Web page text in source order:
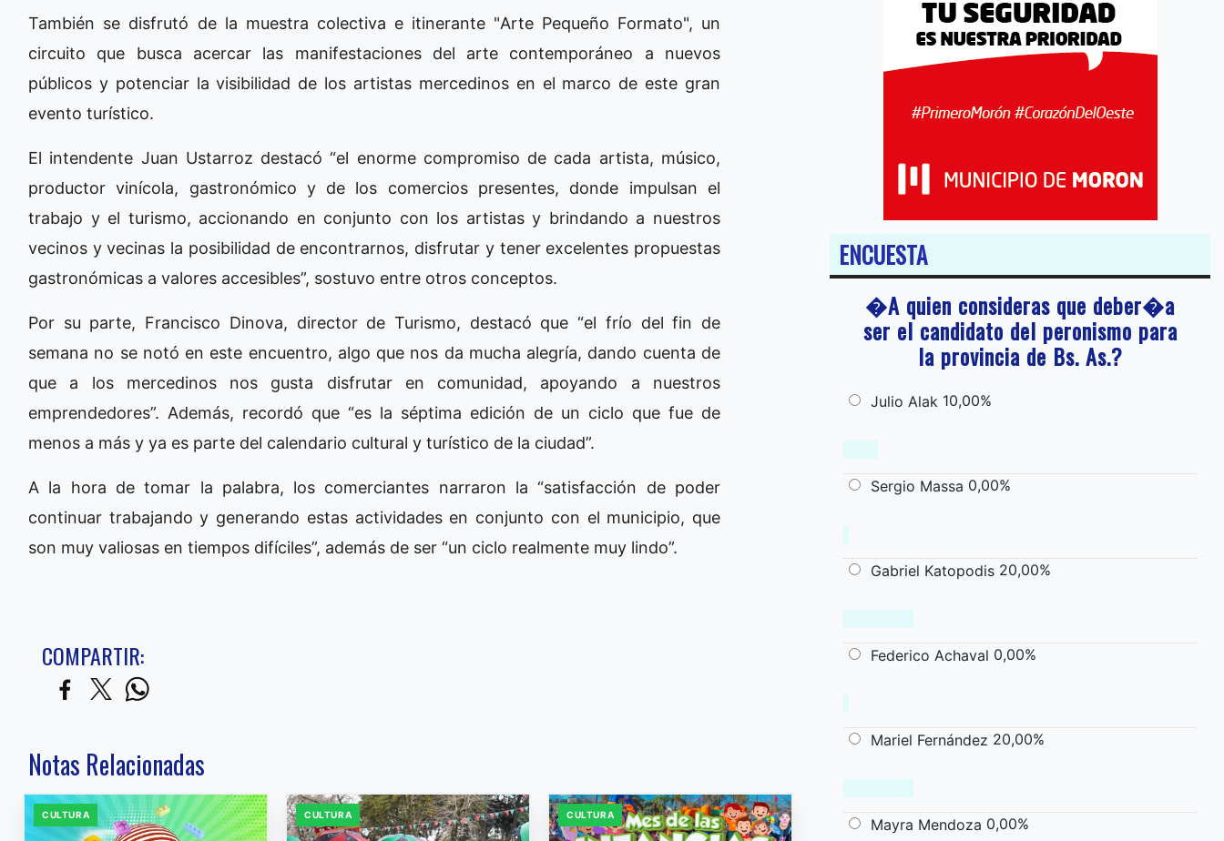
También se disfrutó de la muestra colectiva e itinerante "Arte Pequeño Formato", un
circuito que busca acercar las manifestaciones del arte contemporáneo a nuevos
públicos y potenciar la visibilidad de los artistas mercedinos en el marco de este gran
evento turístico.
El intendente Juan Ustarroz destacó “el enorme compromiso de cada artista, músico,
productor vinícola, gastronómico y de los comercios presentes, donde impulsan el
trabajo y el turismo, accionando en conjunto con los artistas y brindando a nuestros
vecinos y vecinas la posibilidad de encontrarnos, disfrutar y tener excelentes propuestas
gastronómicas a valores accesibles”, sostuvo entre otros conceptos.
Por su parte, Francisco Dinova, director de Turismo, destacó que “el frío del fin de
semana no se notó en este encuentro, algo que nos da mucha alegría, dando cuenta de
que a los mercedinos nos gusta disfrutar en comunidad, apoyando a nuestros
emprendedores”. Además, recordó que “es la séptima edición de un ciclo que fue de
menos a más y ya es parte del calendario cultural y turístico de la ciudad”.
A la hora de tomar la palabra, los comerciantes narraron la “satisfacción de poder
continuar trabajando y generando estas actividades en conjunto con el municipio, que
son muy valiosas en tiempos difíciles”, además de ser “un ciclo realmente muy lindo”.
COMPARTIR:
Notas Relacionadas
CULTURA CULTURA CULTURA
ENCUESTA
�A quien consideras que deber�a
ser el candidato del peronismo para
la provincia de Bs. As.?
Julio Alak 10,00%
Sergio Massa 0,00%
Gabriel Katopodis 20,00%
Federico Achaval 0,00%
Mariel Fernández 20,00%
Mayra Mendoza 0,00%